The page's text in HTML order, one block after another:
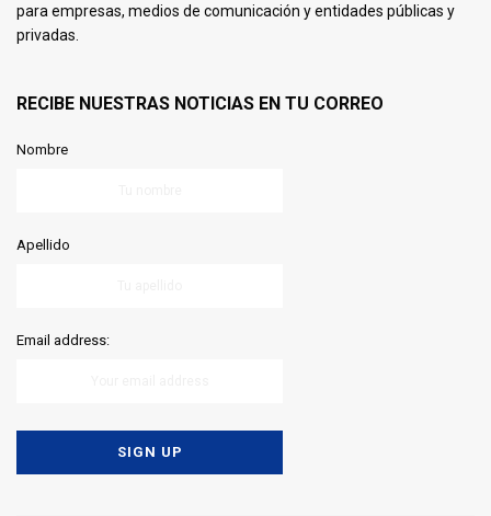
para empresas, medios de comunicación y entidades públicas y
privadas.
RECIBE NUESTRAS NOTICIAS EN TU CORREO
Nombre
Apellido
Email address: